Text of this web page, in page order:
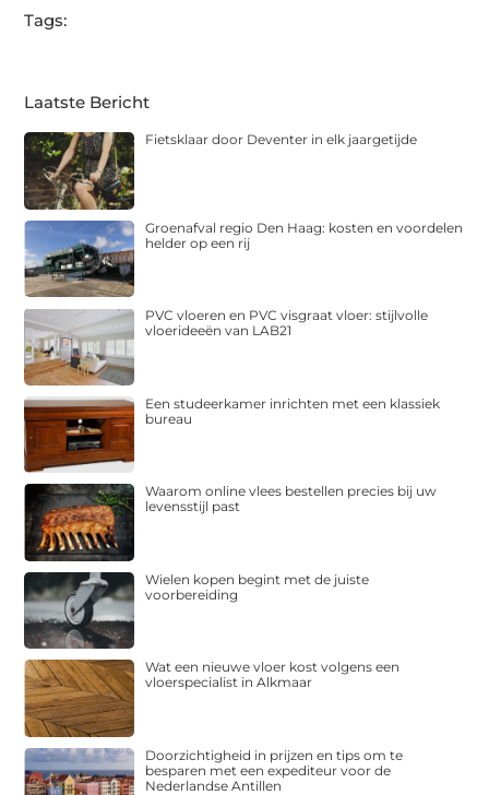
Tags:
Laatste Bericht
Fietsklaar door Deventer in elk jaargetijde
Groenafval regio Den Haag: kosten en voordelen
helder op een rij
PVC vloeren en PVC visgraat vloer: stijlvolle
vloerideeën van LAB21
Een studeerkamer inrichten met een klassiek
bureau
Waarom online vlees bestellen precies bij uw
levensstijl past
Wielen kopen begint met de juiste
voorbereiding
Wat een nieuwe vloer kost volgens een
vloerspecialist in Alkmaar
Doorzichtigheid in prijzen en tips om te
besparen met een expediteur voor de
Nederlandse Antillen